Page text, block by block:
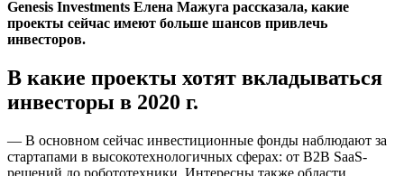
Genesis Investments Елена Мажуга рассказала, какие
проекты сейчас имеют больше шансов привлечь
инвесторов.
В какие проекты хотят вкладываться
инвесторы в 2020 г.
— В основном сейчас инвестиционные фонды наблюдают за
стартапами в высокотехнологичных сферах: от B2B SaaS-
решений до робототехники. Интересны также области,